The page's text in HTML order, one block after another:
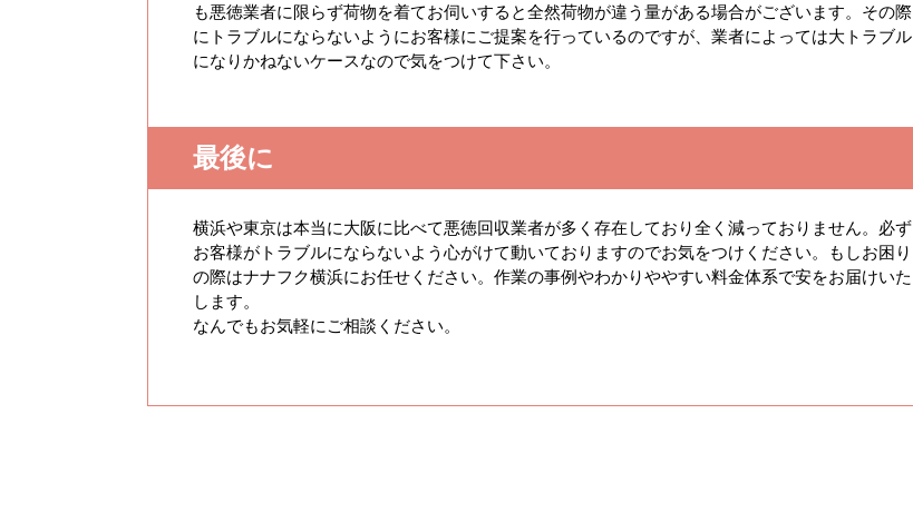
も悪徳業者に限らず荷物を着てお伺いすると全然荷物が違う量がある場合がございます。その際
にトラブルにならないようにお客様にご提案を行っているのですが、業者によっては大トラブル
になりかねないケースなので気をつけて下さい。
最後に
横浜や東京は本当に大阪に比べて悪徳回収業者が多く存在しており全く減っておりません。必ず
お客様がトラブルにならないよう心がけて動いておりますのでお気をつけください。もしお困り
の際はナナフク横浜にお任せください。作業の事例やわかりややすい料金体系で安をお届けいた
します。
なんでもお気軽にご相談ください。